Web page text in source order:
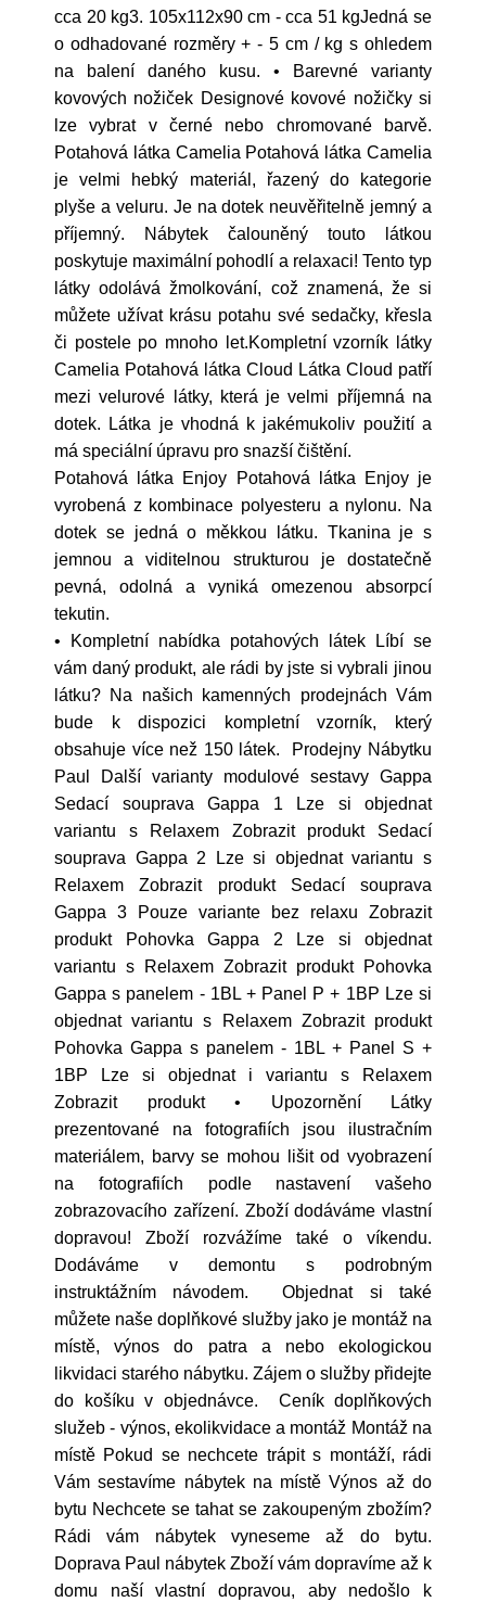
cca 20 kg3. 105x112x90 cm - cca 51 kgJedná se
o odhadované rozměry + - 5 cm / kg s ohledem
na balení daného kusu. • Barevné varianty
kovových nožiček Designové kovové nožičky si
lze vybrat v černé nebo chromované barvě.
Potahová látka Camelia Potahová látka Camelia
je velmi hebký materiál, řazený do kategorie
plyše a veluru. Je na dotek neuvěřitelně jemný a
příjemný. Nábytek čalouněný touto látkou
poskytuje maximální pohodlí a relaxaci! Tento typ
látky odolává žmolkování, což znamená, že si
můžete užívat krásu potahu své sedačky, křesla
či postele po mnoho let.Kompletní vzorník látky
Camelia Potahová látka Cloud Látka Cloud patří
mezi velurové látky, která je velmi příjemná na
dotek. Látka je vhodná k jakémukoliv použití a
má speciální úpravu pro snazší čištění.
Potahová látka Enjoy Potahová látka Enjoy je
vyrobená z kombinace polyesteru a nylonu. Na
dotek se jedná o měkkou látku. Tkanina je s
jemnou a viditelnou strukturou je dostatečně
pevná, odolná a vyniká omezenou absorpcí
tekutin.
• Kompletní nabídka potahových látek Líbí se
vám daný produkt, ale rádi by jste si vybrali jinou
látku? Na našich kamenných prodejnách Vám
bude k dispozici kompletní vzorník, který
obsahuje více než 150 látek. Prodejny Nábytku
Paul Další varianty modulové sestavy Gappa
Sedací souprava Gappa 1 Lze si objednat
variantu s Relaxem Zobrazit produkt Sedací
souprava Gappa 2 Lze si objednat variantu s
Relaxem Zobrazit produkt Sedací souprava
Gappa 3 Pouze variante bez relaxu Zobrazit
produkt Pohovka Gappa 2 Lze si objednat
variantu s Relaxem Zobrazit produkt Pohovka
Gappa s panelem - 1BL + Panel P + 1BP Lze si
objednat variantu s Relaxem Zobrazit produkt
Pohovka Gappa s panelem - 1BL + Panel S +
1BP Lze si objednat i variantu s Relaxem
Zobrazit produkt • Upozornění Látky
prezentované na fotografiích jsou ilustračním
materiálem, barvy se mohou lišit od vyobrazení
na fotografiích podle nastavení vašeho
zobrazovacího zařízení. Zboží dodáváme vlastní
dopravou! Zboží rozvážíme také o víkendu.
Dodáváme v demontu s podrobným
instruktážním návodem. Objednat si také
můžete naše doplňkové služby jako je montáž na
místě, výnos do patra a nebo ekologickou
likvidaci starého nábytku. Zájem o služby přidejte
do košíku v objednávce. Ceník doplňkových
služeb - výnos, ekolikvidace a montáž Montáž na
místě Pokud se nechcete trápit s montáží, rádi
Vám sestavíme nábytek na místě Výnos až do
bytu Nechcete se tahat se zakoupeným zbožím?
Rádi vám nábytek vyneseme až do bytu.
Doprava Paul nábytek Zboží vám dopravíme až k
domu naší vlastní dopravou, aby nedošlo k